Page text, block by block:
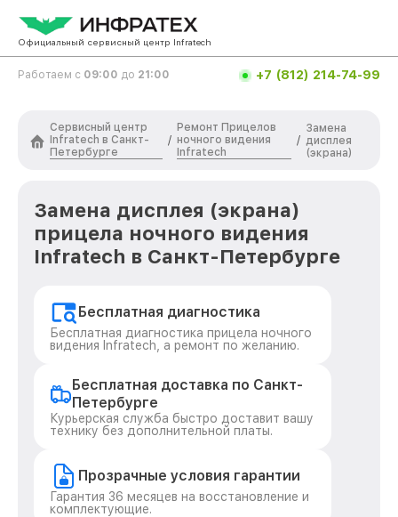
Официальный сервисный центр Infratech
Работаем с 09:00 до 21:00 +7 (812) 214-74-99
Сервисный центр
Infratech в Санкт-
Петербурге
/
Ремонт Прицелов
ночного видения
Infratech
/
Замена
дисплея
(экрана)
Замена дисплея (экрана)
прицела ночного видения
Infratech в Санкт-Петербурге
Бесплатная диагностика
Бесплатная диагностика прицела ночного
видения Infratech, а ремонт по желанию.
Бесплатная доставка по Санкт-
Петербурге
Курьерская служба быстро доставит вашу
технику без дополнительной платы.
Прозрачные условия гарантии
Гарантия 36 месяцев на восстановление и
комплектующие.